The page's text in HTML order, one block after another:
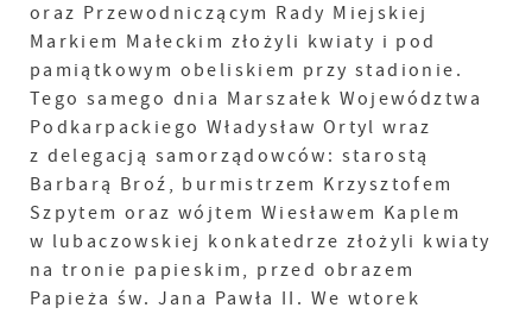
oraz Przewodniczącym Rady Miejskiej
Markiem Małeckim złożyli kwiaty i pod
pamiątkowym obeliskiem przy stadionie.
Tego samego dnia Marszałek Województwa
Podkarpackiego Władysław Ortyl wraz
z delegacją samorządowców: starostą
Barbarą Broź, burmistrzem Krzysztofem
Szpytem oraz wójtem Wiesławem Kaplem
w lubaczowskiej konkatedrze złożyli kwiaty
na tronie papieskim, przed obrazem
Papieża św. Jana Pawła II. We wtorek